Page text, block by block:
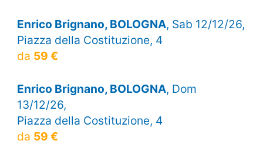
Enrico Brignano, BOLOGNA, Sab 12/12/26,
Piazza della Costituzione, 4
da 59 €
Enrico Brignano, BOLOGNA, Dom
13/12/26,
Piazza della Costituzione, 4
da 59 €